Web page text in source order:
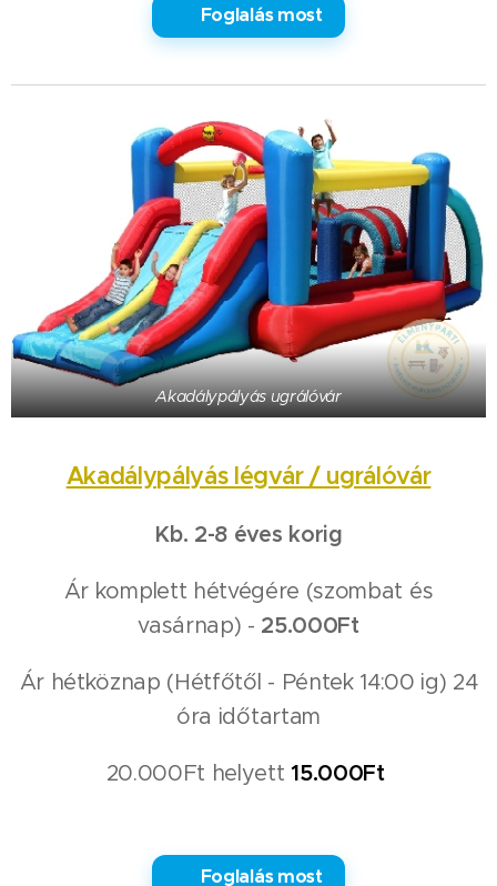
✅ Foglalás most
Akadálypályás ugrálóvár
Akadálypályás légvár / ugrálóvár
Kb. 2-8 éves korig
Ár komplett hétvégére (szombat és
vasárnap) - 25.000Ft
Ár hétköznap (Hétfőtől - Péntek 14:00 ig) 24
óra időtartam
20.000Ft helyett15.000Ft
✅ Foglalás most